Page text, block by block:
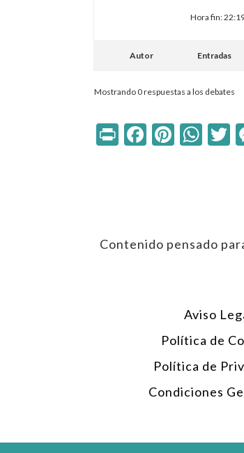
Hora fin:
Autor Entradas
Mostrando 0 respuestas a los debates
PrintFacebook
Contenido pensado
Aviso
Política de
Política de
Condiciones